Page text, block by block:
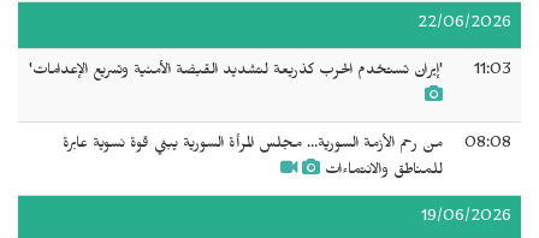
22/06/2026
11:03 'إيران تستخدم الحرب كذريعة لتشديد القبضة الأمنية وتسريع الإعدامات'
08:08
من رحم الأزمة السورية... مجلس المرأة السورية يبني قوة نسوية عابرة
للمناطق والانتماءات
19/06/2026